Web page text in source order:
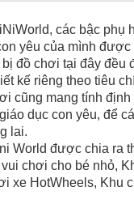
các bậc phụ
yêu của mình được
bị đồ chơi tại đây đều
kế riêng theo tiêu
cũng mang tính
dục con yêu, để
lai.
World được chia ra
chơi cho bé nhỏ,
xe HotWheels, Khu